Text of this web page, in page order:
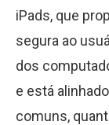
iPads, que
segura ao
dos
e está
comuns,